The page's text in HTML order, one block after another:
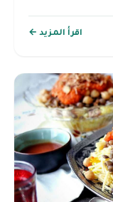
اقرأ المزيد ←